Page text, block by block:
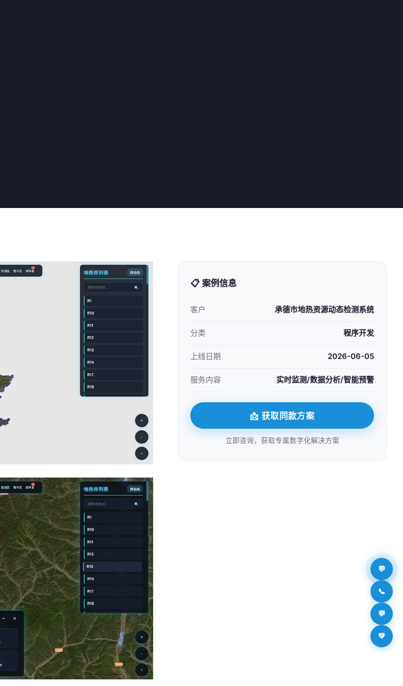
📋 案例信息
客户 承德市地热资源动态检测系统
分类 程序开发
上线日期 2026-06-05
服务内容 实时监测/数据分析/智能预警
📩 获取同款方案
立即咨询，获取专属数字化解决方案
💬
📞
💬
💚